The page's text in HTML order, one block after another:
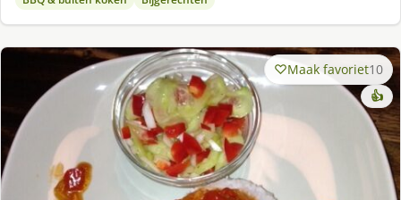
Maak favoriet10
👍